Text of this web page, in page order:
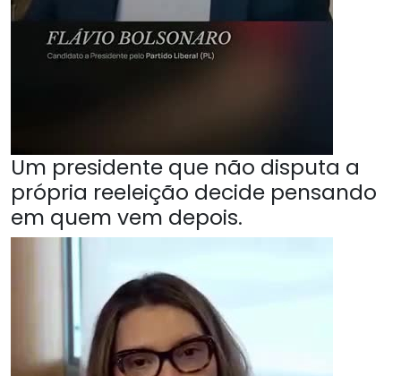
Um presidente que não disputa a
própria reeleição decide pensando
em quem vem depois.